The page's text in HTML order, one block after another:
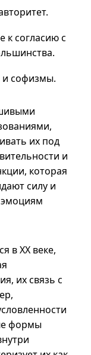
к согласию с
и софизмы.
их под
и
которая
силу и
эмоциям
в XX веке,
их связь с
формы